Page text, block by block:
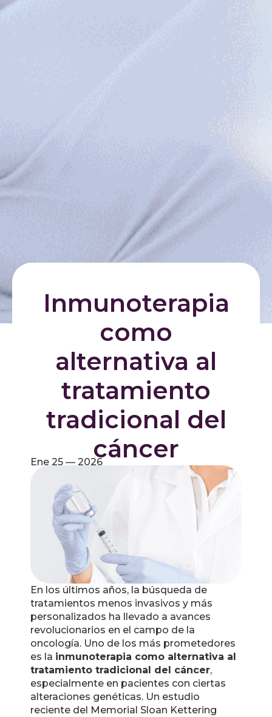
Inmunoterapia
como
alternativa al
tratamiento
tradicional del
cáncer
Ene 25 — 2026
En los últimos años, la búsqueda de
tratamientos menos invasivos y más
personalizados ha llevado a avances
revolucionarios en el campo de la
oncología. Uno de los más prometedores
es la inmunoterapia como alternativa al
tratamiento tradicional del cáncer,
especialmente en pacientes con ciertas
alteraciones genéticas. Un estudio
reciente del Memorial Sloan Kettering